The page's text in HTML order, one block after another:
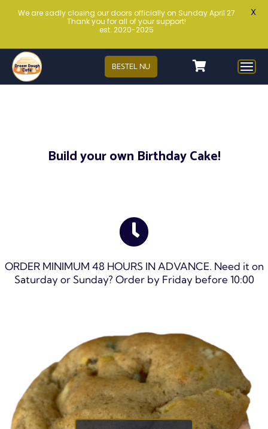
BESTEL NU
Build your own Birthday Cake!
ORDER MINIMUM 48 HOURS IN ADVANCE. Need it on
Saturday or Sunday? Order by Friday before 10:00
We are sadly closing our doors officially on Sunday April 27
Thank you for all of your support!
est. 2020-2025
X